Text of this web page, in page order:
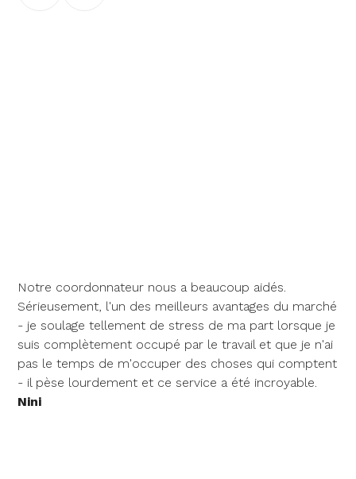
Notre coordonnateur nous a beaucoup aidés.
Sérieusement, l'un des meilleurs avantages du marché
- je soulage tellement de stress de ma part lorsque je
suis complètement occupé par le travail et que je n'ai
pas le temps de m'occuper des choses qui comptent
- il pèse lourdement et ce service a été incroyable.
Nini